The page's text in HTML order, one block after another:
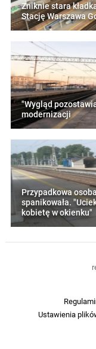
Zniknie stara
Stację Warszawa
"Wygląd
modernizacji
Przypadkowa
spanikowała.
kobietę w okienku"
Ustawienia